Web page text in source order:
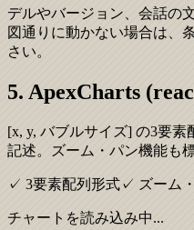
デルやバージョン、会話の
図通りに動かない場合は、
さい。
5. ApexCharts
[x, y, バブルサイズ] の3要
記述。ズーム・パン機能も
✓ 3要素配列形式✓ ズーム
チャートを読み込み中...